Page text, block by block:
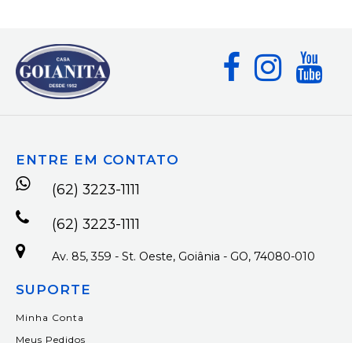
ENTRE EM CONTATO
(62) 3223-1111
(62) 3223-1111
Av. 85, 359 - St. Oeste, Goiânia - GO, 74080-010
SUPORTE
Minha Conta
Meus Pedidos